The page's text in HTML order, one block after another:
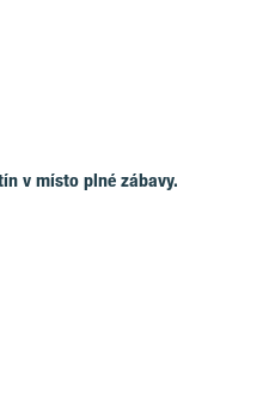
v místo plné zábavy.